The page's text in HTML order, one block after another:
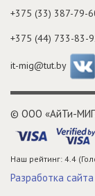
+375 (33) 387-79-
+375 (44) 733-83-
it-mig@tut.by
© ООО «АйТи-
Наш рейтинг: 4.4
Разработка